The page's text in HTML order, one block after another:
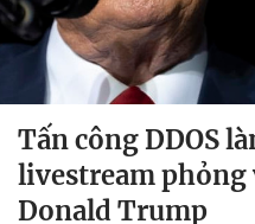
Tấn công DDOS
livestream phỏng
Donald Trump